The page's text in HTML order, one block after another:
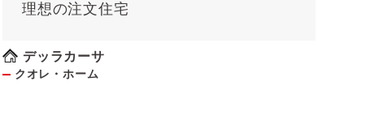
理想の注文住宅
デッラカーサ
クオレ・ホーム